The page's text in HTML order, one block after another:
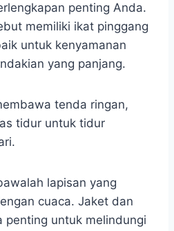
penting Anda.
memiliki ikat pinggang
untuk kenyamanan
yang panjang.
tenda ringan,
tidur untuk tidur
lapisan yang
cuaca. Jaket dan
penting untuk melindungi